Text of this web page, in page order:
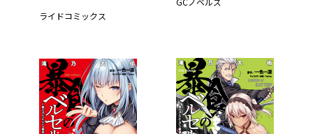
ライドコミックス